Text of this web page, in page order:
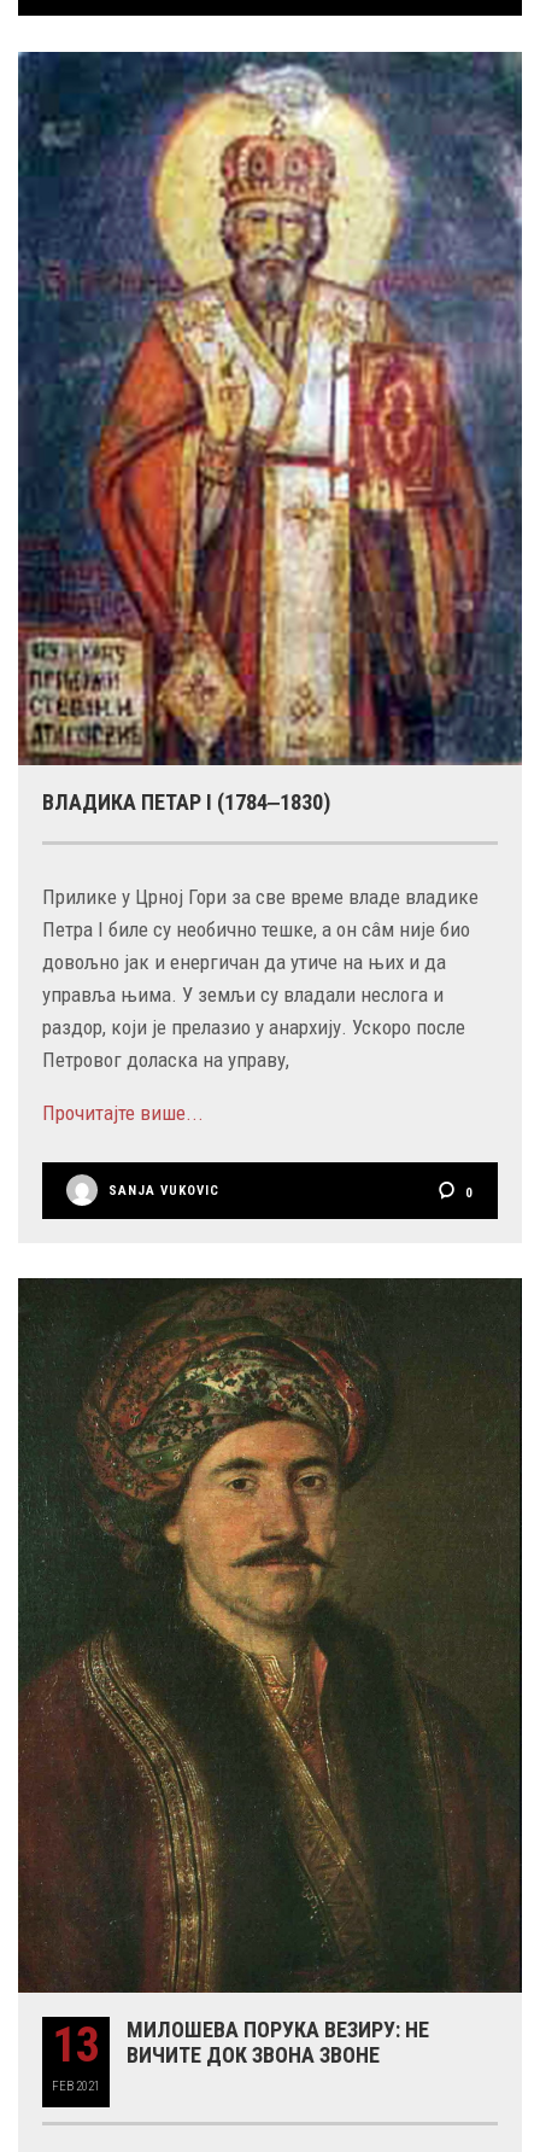
ВЛАДИКА ПЕТАР I (1784‒1830)
Прилике у Црној Гори за све време владе владике
Петра I биле су необично тешке, а он сâм није био
довољно јак и енергичан да утиче на њих и да
управља њима. У земљи су владали неслога и
раздор, који је прелазио у анархију. Ускоро после
Петровог доласка на управу,
Прочитајте више...
SANJA VUKOVIC 0
13
FEB 2021
МИЛОШЕВА ПОРУКА ВЕЗИРУ: НЕ
ВИЧИТЕ ДОК ЗВОНА ЗВОНЕ